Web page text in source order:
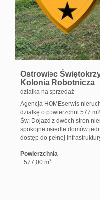
Ostrowiec
Kolonia Robotnicza
działka na sprzedaż
Agencja HOMEserwis
działkę o powierzchni 577
Św. Dojazd z dwóch stron
spokojne osiedle domów
dostęp do pełnej
Powierzchnia
577,00 m2